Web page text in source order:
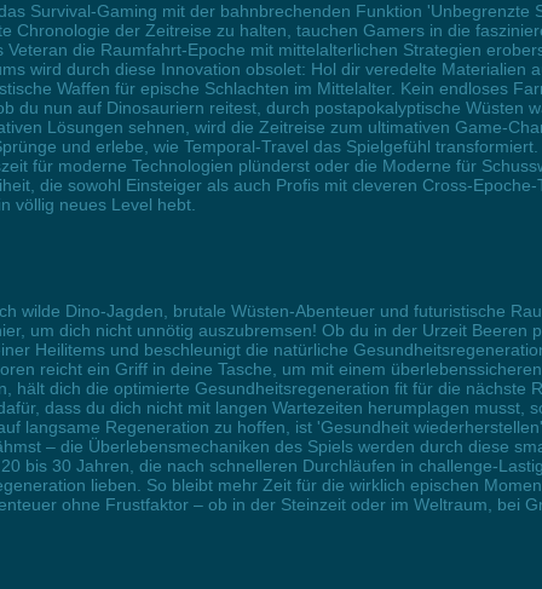
Survival-Gaming mit der bahnbrechenden Funktion
Chronologie der Zeitreise zu halten, tauchen Gamers in die
die Raumfahrt-Epoche mit mittelalterlichen Strategien
wird durch diese Innovation obsolet: Hol dir veredelte Materialien
Waffen für epische Schlachten im Mittelalter. Kein endloses
du nun auf Dinosauriern reitest, durch postapokalyptische Wüsten
Lösungen sehnen, wird die Zeitreise zum ultimativen Game-
und erlebe, wie Temporal-Travel das Spielgefühl
für moderne Technologien plünderst oder die Moderne für
die sowohl Einsteiger als auch Profis mit cleveren Cross-
völlig neues Level hebt.
wilde Dino-Jagden, brutale Wüsten-Abenteuer und futuristische
um dich nicht unnötig auszubremsen! Ob du in der Urzeit Beeren
Heilitems und beschleunigt die natürliche
reicht ein Griff in deine Tasche, um mit einem
hält dich die optimierte Gesundheitsregeneration fit für die nächste
dass du dich nicht mit langen Wartezeiten herumplagen musst,
langsame Regeneration zu hoffen, ist 'Gesundheit
– die Überlebensmechaniken des Spiels werden durch diese
bis 30 Jahren, die nach schnelleren Durchläufen in challenge-
lieben. So bleibt mehr Zeit für die wirklich epischen
ohne Frustfaktor – ob in der Steinzeit oder im Weltraum, bei